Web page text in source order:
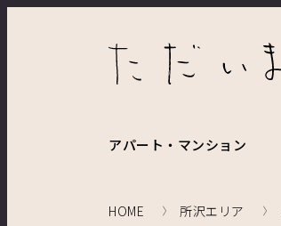
アパート・マンション
HOME 所沢エリア